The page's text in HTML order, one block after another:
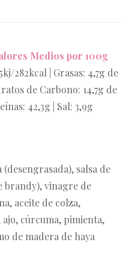
Medios por 100g
282kcal | Grasas: 4,7g de
de Carbono: 14,7g de
42,3g | Sal: 3,9g
salsa de
brandy), vinagre de
aceite de colza,
cúrcuma, pimienta,
de madera de haya